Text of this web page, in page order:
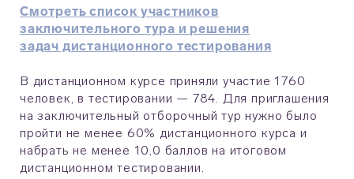
Смотреть список участников
заключительного тура и решения
задач дистанционного тестирования
В дистанционном курсе приняли участие 1760
человек, в тестировании — 784. Для приглашения
на заключительный отборочный тур нужно было
пройти не менее 60% дистанционного курса и
набрать не менее 10,0 баллов на итоговом
дистанционном тестировании.